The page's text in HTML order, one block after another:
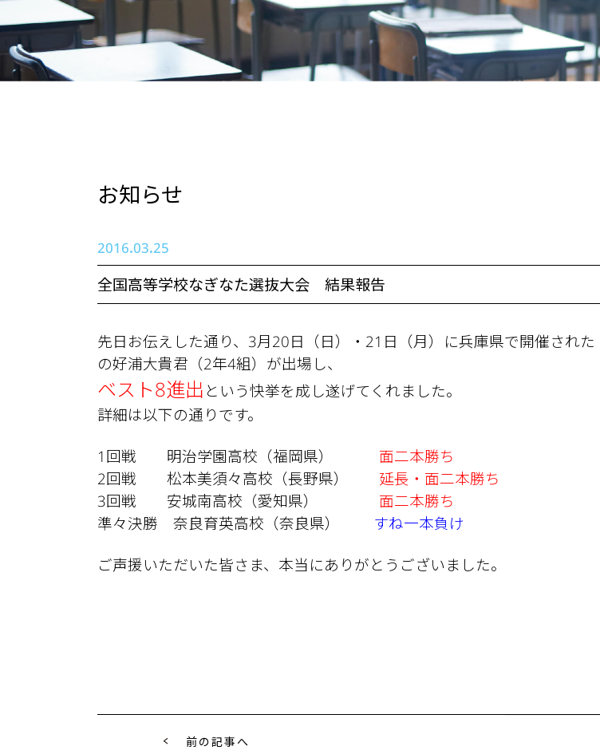
お知らせ
2016.03.25
全国高等学校なぎなた選抜大会 結果報告
先日お伝えした通り、3月20日（日）・21日（月）に兵庫県で開催された
の好浦大貴君（2年4組）が出場し、
ベスト8進出 という快挙を成し遂げてくれました。
詳細は以下の通りです。
1回戦 明治学園高校（福岡県） 面二本勝ち
2回戦 松本美須々高校（長野県） 延長・面二本勝ち
3回戦 安城南高校（愛知県） 面二本勝ち
準々決勝 奈良育英高校（奈良県） すね一本負け
ご声援いただいた皆さま、本当にありがとうございました。
前の記事へ